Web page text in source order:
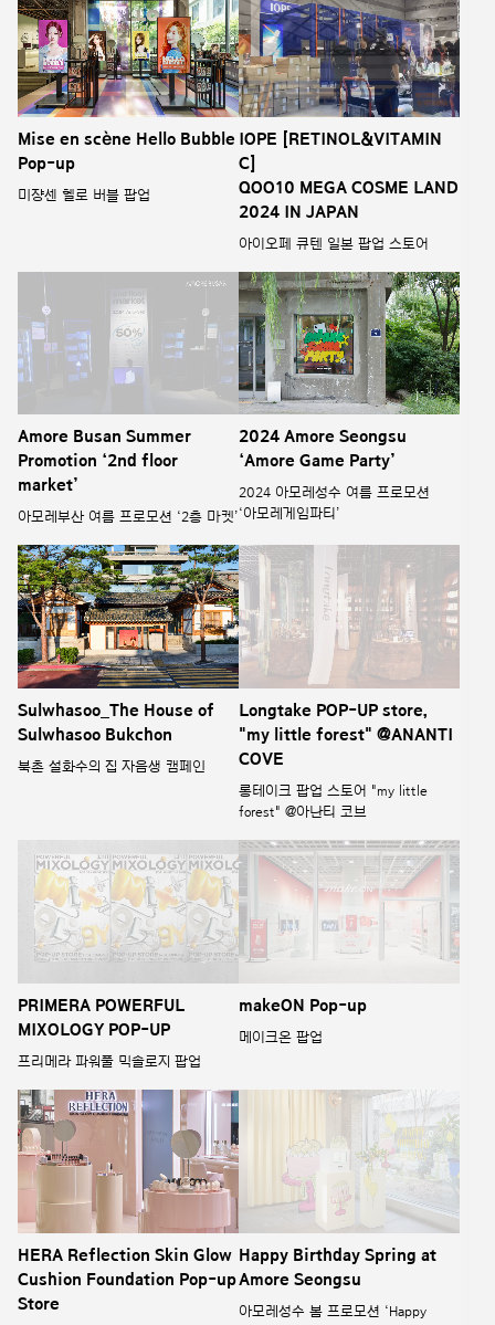
Mise en scène Hello Bubble
Pop-up
미쟝센 헬로 버블 팝업
IOPE [RETINOL&VITAMIN
C]
QOO10 MEGA COSME LAND
2024 IN JAPAN
아이오페 큐텐 일본 팝업 스토어
Amore Busan Summer
Promotion ‘2nd floor
market’
아모레부산 여름 프로모션 ‘2층 마켓’
2024 Amore Seongsu
‘Amore Game Party’
2024 아모레성수 여름 프로모션
‘아모레게임파티’
Sulwhasoo_The House of
Sulwhasoo Bukchon
북촌 설화수의 집 자음생 캠페인
Longtake POP-UP store,
"my little forest" @ANANTI
COVE
롱테이크 팝업 스토어 "my little
forest" @아난티 코브
PRIMERA POWERFUL
MIXOLOGY POP-UP
프리메라 파워풀 믹솔로지 팝업
makeON Pop-up
메이크온 팝업
HERA Reflection Skin Glow
Cushion Foundation Pop-up
Store
Happy Birthday Spring at
Amore Seongsu
아모레성수 봄 프로모션 ‘Happy